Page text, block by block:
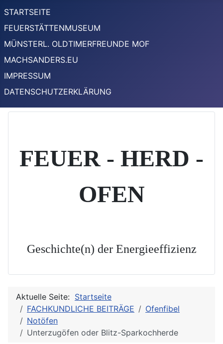
STARTSEITE
FEUERSTÄTTENMUSEUM
MÜNSTERL. OLDTIMERFREUNDE MOF
MACHSANDERS.EU
IMPRESSUM
DATENSCHUTZERKLÄRUNG
FEUER - HERD -
OFEN
Geschichte(n) der Energieeffizienz
Aktuelle Seite: Startseite
FACHKUNDLICHE BEITRÄGE
Ofenfibel
Notöfen
Unterzugöfen oder Blitz-Sparkochherde